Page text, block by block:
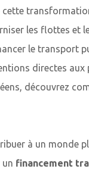
cette
les flottes et
le transport
directes
découvrez
à un monde
un financement